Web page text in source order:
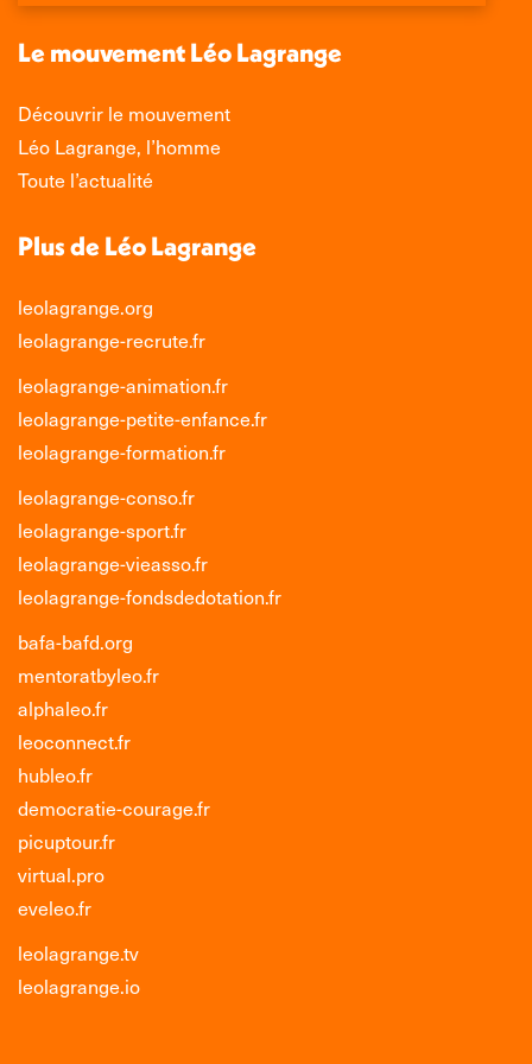
une
fenêtre
une
fenêtre
une
fenêtre
une
nouvelle
fenêtre
Le mouvement Léo Lagrange
Découvrir le mouvement
Léo Lagrange, l’homme
Toute l’actualité
Plus de Léo Lagrange
leolagrange.org
leolagrange-recrute.fr
leolagrange-animation.fr
leolagrange-petite-enfance.fr
leolagrange-formation.fr
leolagrange-conso.fr
leolagrange-sport.fr
leolagrange-vieasso.fr
leolagrange-fondsdedotation.fr
bafa-bafd.org
mentoratbyleo.fr
alphaleo.fr
leoconnect.fr
hubleo.fr
democratie-courage.fr
picuptour.fr
virtual.pro
eveleo.fr
leolagrange.tv
leolagrange.io